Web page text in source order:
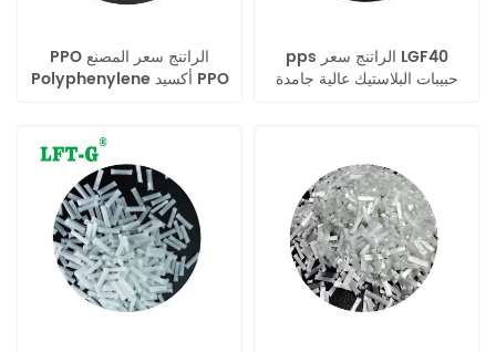
PPO الراتنج سعر المصنع
Polyphenylene أكسيد PPO
pps الراتنج سعر LGF40
حبيبات البلاستيك عالية جامدة